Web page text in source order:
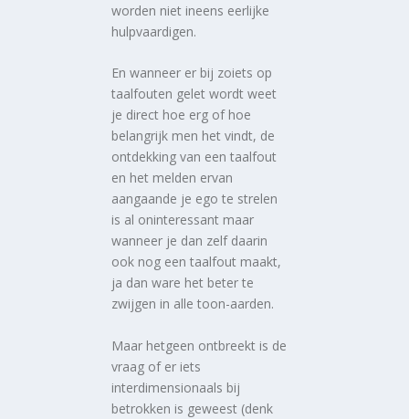
worden niet ineens eerlijke
hulpvaardigen.
En wanneer er bij zoiets op
taalfouten gelet wordt weet
je direct hoe erg of hoe
belangrijk men het vindt, de
ontdekking van een taalfout
en het melden ervan
aangaande je ego te strelen
is al oninteressant maar
wanneer je dan zelf daarin
ook nog een taalfout maakt,
ja dan ware het beter te
zwijgen in alle toon-aarden.
Maar hetgeen ontbreekt is de
vraag of er iets
interdimensionaals bij
betrokken is geweest (denk